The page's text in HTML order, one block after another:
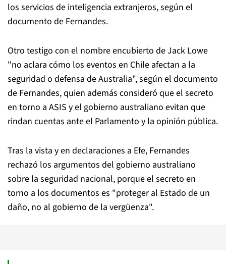
los servicios de inteligencia extranjeros, según el
documento de Fernandes.
Otro testigo con el nombre encubierto de Jack Lowe
"no aclara cómo los eventos en Chile afectan a la
seguridad o defensa de Australia", según el documento
de Fernandes, quien además consideró que el secreto
en torno a ASIS y el gobierno australiano evitan que
rindan cuentas ante el Parlamento y la opinión pública.
Tras la vista y en declaraciones a Efe, Fernandes
rechazó los argumentos del gobierno australiano
sobre la seguridad nacional, porque el secreto en
torno a los documentos es "proteger al Estado de un
daño, no al gobierno de la vergüenza".